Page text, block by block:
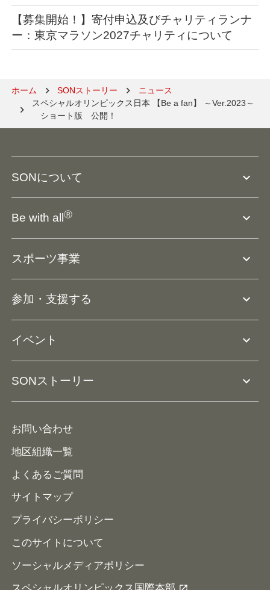
【募集開始！】寄付申込及びチャリティランナ
ー：東京マラソン2027チャリティについて
ホーム SONストーリー
ニュース
スペシャルオリンピックス日本 【Be a fan】 ～Ver.2023～
ショート版　公開！
SONについて expand_more
SO組織について
役員等一覧
リソースページ
Be with allⓇ expand_more
スポーツ事業 expand_more
ユニファイドスクール
参加・支援する expand_more
コーチとして参加
イベント expand_more
ナショナルゲームについて
SONストーリー expand_more
メディア
お問い合わせ
地区組織一覧
よくあるご質問
サイトマップ
プライバシーポリシー
このサイトについて
ソーシャルメディアポリシー